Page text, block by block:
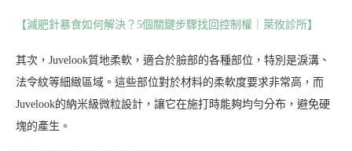
【減肥針暴食如何解決？5個關鍵步驟找回控制權｜萊攸診所】
其次，Juvelook質地柔軟，適合於臉部的各種部位，特別是淚溝、
法令紋等細緻區域。這些部位對於材料的柔軟度要求非常高，而
Juvelook的納米級微粒設計，讓它在施打時能夠均勻分布，避免硬
塊的產生。